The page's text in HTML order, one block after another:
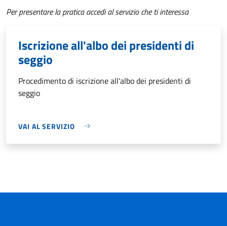
Per presentare la pratica accedi al servizio che ti interessa
Iscrizione all'albo dei presidenti di
seggio
Procedimento di iscrizione all'albo dei presidenti di
seggio
VAI AL SERVIZIO